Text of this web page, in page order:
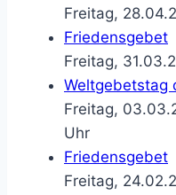
Freitag,
Friedensgebet
Freitag,
Weltgebetstag
Freitag,
Uhr
Friedensgebet
Freitag,